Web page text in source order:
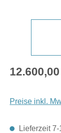
Regulärer
Preise inkl.
Lieferzeit